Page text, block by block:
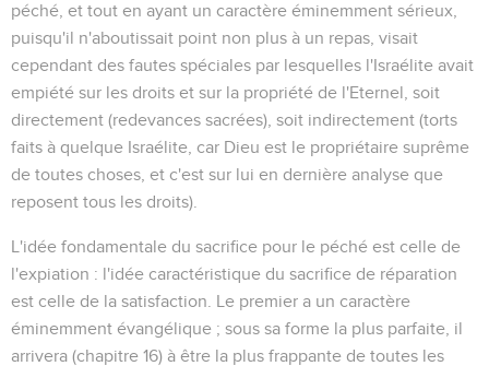
péché, et tout en ayant un caractère éminemment sérieux,
puisqu'il n'aboutissait point non plus à un repas, visait
cependant des fautes spéciales par lesquelles l'Israélite avait
empiété sur les droits et sur la propriété de l'Eternel, soit
directement (redevances sacrées), soit indirectement (torts
faits à quelque Israélite, car Dieu est le propriétaire suprême
de toutes choses, et c'est sur lui en dernière analyse que
reposent tous les droits).
L'idée fondamentale du sacrifice pour le péché est celle de
l'expiation : l'idée caractéristique du sacrifice de réparation
est celle de la satisfaction. Le premier a un caractère
éminemment évangélique ; sous sa forme la plus parfaite, il
arrivera (chapitre 16) à être la plus frappante de toutes les